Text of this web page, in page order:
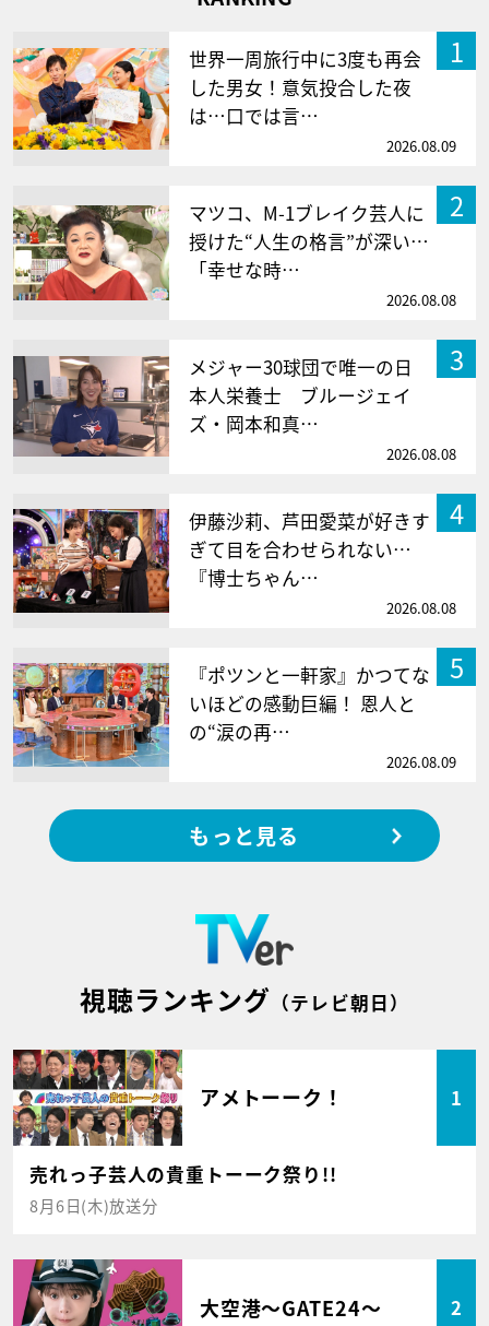
1
世界一周旅行中に3度も再会
した男女！意気投合した夜
は…口では言…
2026.08.09
2
マツコ、M-1ブレイク芸人に
授けた“人生の格言”が深い…
「幸せな時…
2026.08.08
3
メジャー30球団で唯一の日
本人栄養士 ブルージェイ
ズ・岡本和真…
2026.08.08
4
伊藤沙莉、芦田愛菜が好きす
ぎて目を合わせられない…
『博士ちゃん…
2026.08.08
5
『ポツンと一軒家』かつてな
いほどの感動巨編！ 恩人と
の“涙の再…
2026.08.09
もっと見る
視聴ランキング （テレビ朝日）
アメトーーク！ 1
売れっ子芸人の貴重トーーク祭り!!
8月6日(木)放送分
大空港～GATE24～ 2